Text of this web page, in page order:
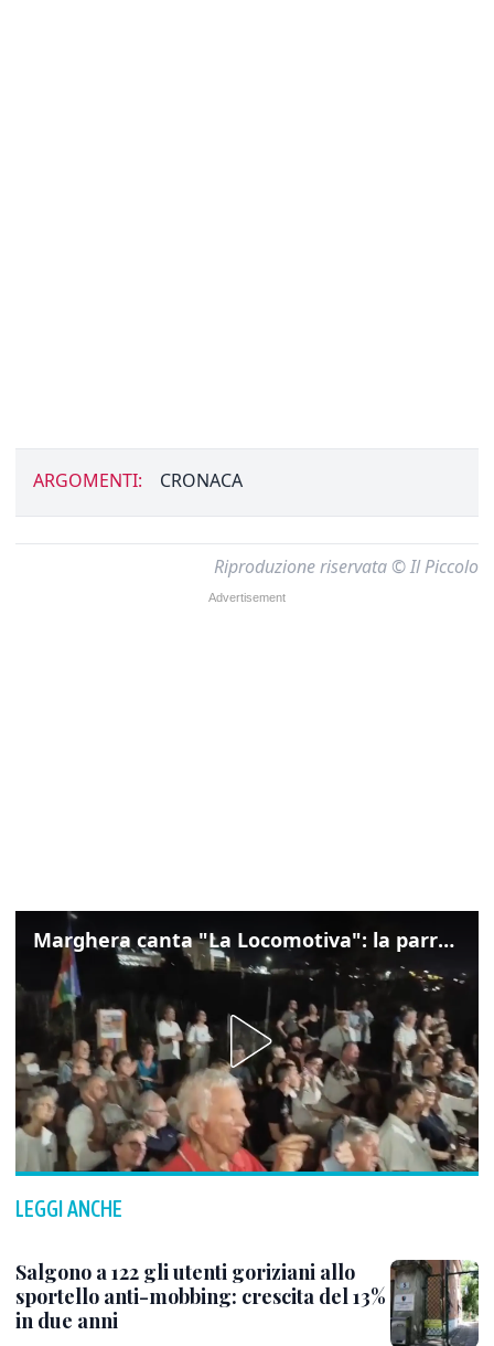
ARGOMENTI: CRONACA
Riproduzione riservata © Il Piccolo
Marghera canta "La Locomotiva": la parrocchia della Cita ricorda Guccini
LEGGI ANCHE
Salgono a 122 gli utenti goriziani allo
sportello anti-mobbing: crescita del 13%
in due anni